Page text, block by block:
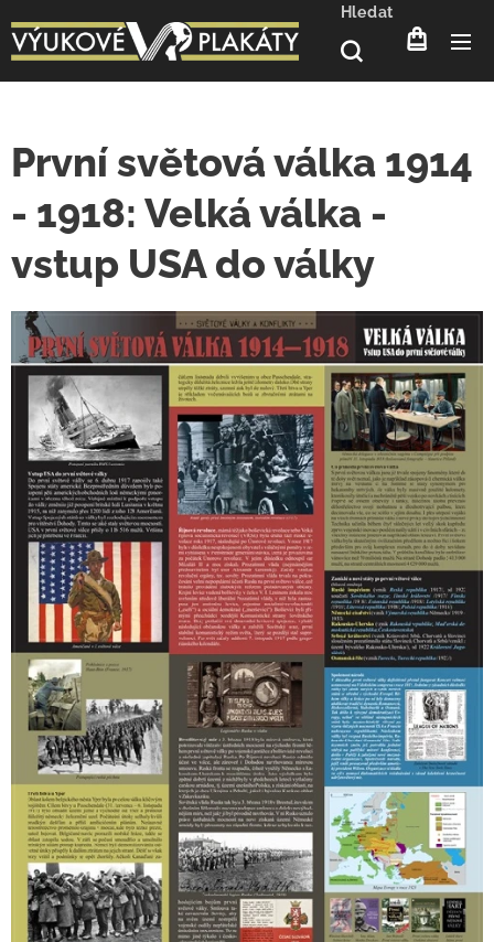
Hledat
První světová válka 1914
- 1918: Velká válka -
vstup USA do války